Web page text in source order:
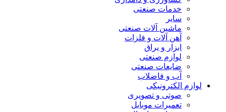
خدمات صنعتی
سایر
ماشین آلات صنعتی
آهن آلات و فلزات
ابزار و یراق
لوازم صنعتی
ضایعات صنعتی
آب و فاضلاب
لوازم الکترونیکی
صوتی و تصویری
تعمیرات موبایل